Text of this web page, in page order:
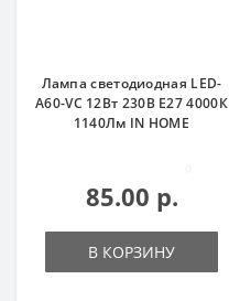
Лампа светодиодная LED-
A60-VC 12Вт 230В Е27 4000К
1140Лм IN HOME
85.00 р.
В КОРЗИНУ